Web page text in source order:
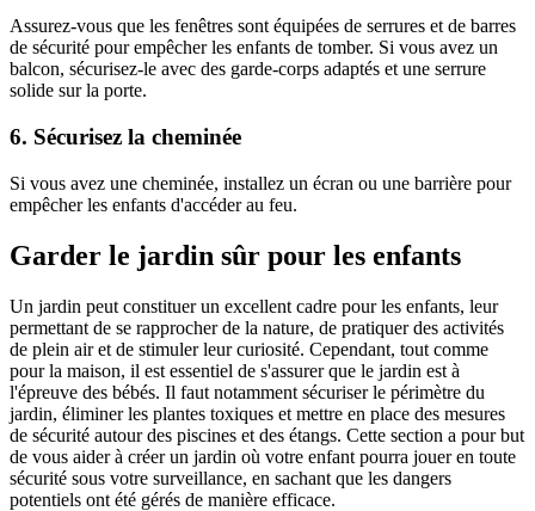
Assurez-vous que les fenêtres sont équipées de serrures et de barres
de sécurité pour empêcher les enfants de tomber. Si vous avez un
balcon, sécurisez-le avec des garde-corps adaptés et une serrure
solide sur la porte.
6. Sécurisez la cheminée
Si vous avez une cheminée, installez un écran ou une barrière pour
empêcher les enfants d'accéder au feu.
Garder le jardin sûr pour les enfants
Un jardin peut constituer un excellent cadre pour les enfants, leur
permettant de se rapprocher de la nature, de pratiquer des activités
de plein air et de stimuler leur curiosité. Cependant, tout comme
pour la maison, il est essentiel de s'assurer que le jardin est à
l'épreuve des bébés. Il faut notamment sécuriser le périmètre du
jardin, éliminer les plantes toxiques et mettre en place des mesures
de sécurité autour des piscines et des étangs. Cette section a pour but
de vous aider à créer un jardin où votre enfant pourra jouer en toute
sécurité sous votre surveillance, en sachant que les dangers
potentiels ont été gérés de manière efficace.